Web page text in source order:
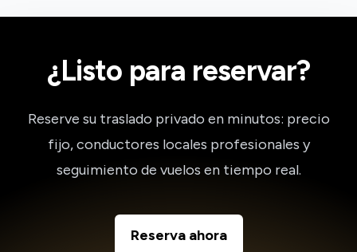
¿Listo para reservar?
Reserve su traslado privado en minutos: precio
fijo, conductores locales profesionales y
seguimiento de vuelos en tiempo real.
Reserva ahora